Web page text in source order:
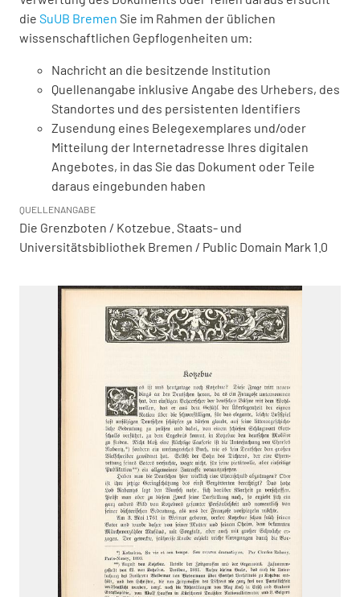
die SuUB Bremen Sie im Rahmen der üblichen
wissenschaftlichen Gepflogenheiten um:
Nachricht an die besitzende Institution
Quellenangabe inklusive Angabe des Urhebers, des
Standortes und des persistenten Identifiers
Zusendung eines Belegexemplares und/oder
Mitteilung der Internetadresse Ihres digitalen
Angebotes, in das Sie das Dokument oder Teile
daraus eingebunden haben
QUELLENANGABE
Die Grenzboten / Kotzebue. Staats- und
Universitätsbibliothek Bremen / Public Domain Mark 1.0